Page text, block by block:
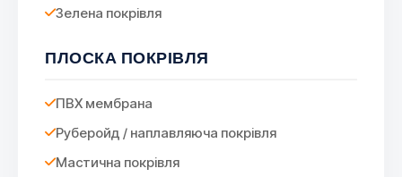
Зелена покрівля
ПЛОСКА ПОКРІВЛЯ
ПВХ мембрана
Руберойд / наплавляюча покрівля
Мастична покрівля